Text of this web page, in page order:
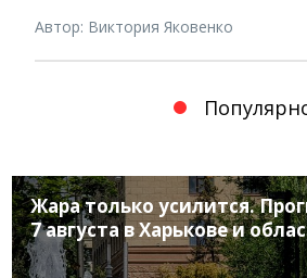
Автор: Виктория Яковенко
Жара только усилится.
7 августа в Харькове и